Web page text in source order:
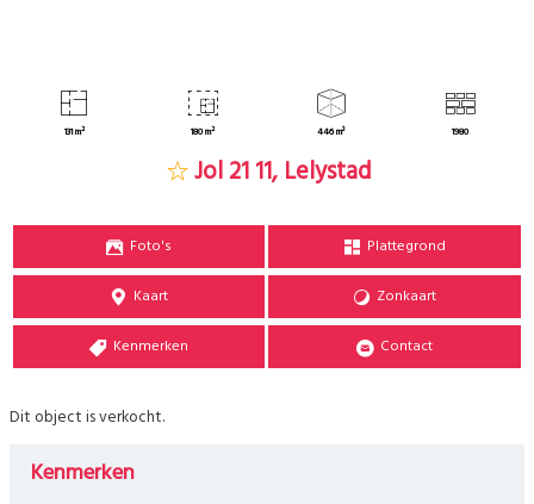
131 m² 180 m² 446 m³ 1980
Jol 21 11, Lelystad
Foto's Plattegrond
Kaart Zonkaart
Kenmerken Contact
Dit object is verkocht.
Kenmerken